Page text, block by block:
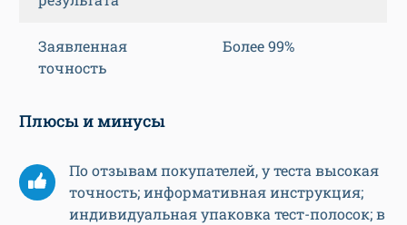
Заявленная
точность
Более 99%
Плюсы и минусы
По отзывам покупателей, у теста высокая
точность; информативная инструкция;
индивидуальная упаковка тест-полосок; в